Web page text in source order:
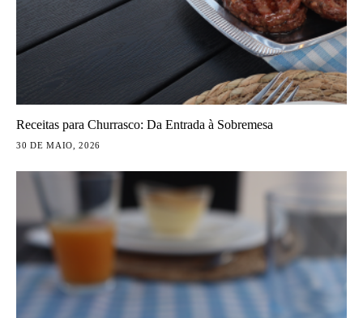
Receitas para Churrasco: Da Entrada à Sobremesa
30 DE MAIO, 2026